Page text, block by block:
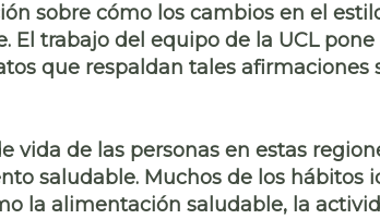
sobre cómo los cambios en el
El trabajo del equipo de la UCL
que respaldan tales afirmaciones
vida de las personas en estas
saludable. Muchos de los hábitos
la alimentación saludable, la